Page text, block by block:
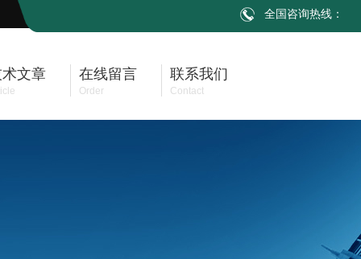
全国咨询热线：
文章 在线留言
Order
联系我们
Contact